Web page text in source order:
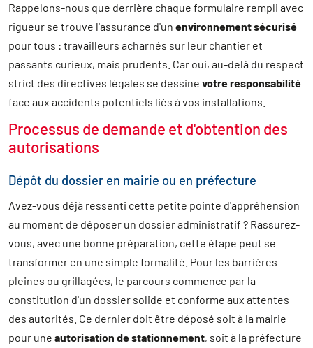
Rappelons-nous que derrière chaque formulaire rempli avec
rigueur se trouve l'assurance d'un environnement sécurisé
pour tous : travailleurs acharnés sur leur chantier et
passants curieux, mais prudents. Car oui, au-delà du respect
strict des directives légales se dessine votre responsabilité
face aux accidents potentiels liés à vos installations.
Processus de demande et d'obtention des
autorisations
Dépôt du dossier en mairie ou en préfecture
Avez-vous déjà ressenti cette petite pointe d'appréhension
au moment de déposer un dossier administratif ? Rassurez-
vous, avec une bonne préparation, cette étape peut se
transformer en une simple formalité. Pour les barrières
pleines ou grillagées, le parcours commence par la
constitution d'un dossier solide et conforme aux attentes
des autorités. Ce dernier doit être déposé soit à la mairie
pour une autorisation de stationnement, soit à la préfecture